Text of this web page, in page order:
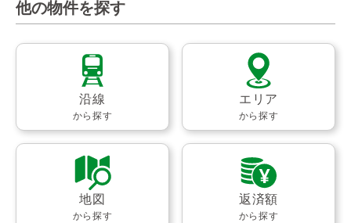
他の物件を探す
沿線
から探す
エリア
から探す
地図
から探す
返済額
から探す